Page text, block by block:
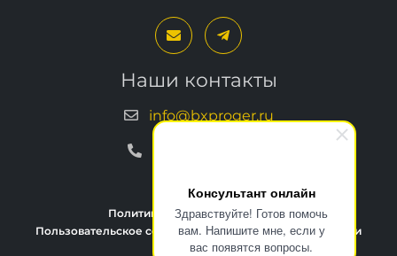
Консультант онлайн
Здравствуйте! Готов помочь
вам. Напишите мне, если у
вас появятся вопросы.
Свяжитесь с нами
Наши контакты